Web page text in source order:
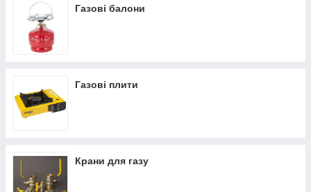
Для безпечної роботи системи використовуються газові крани
та шланги для газу, які забезпечують герметичність та
надійне підключення обладнання.
Газові балони
Газові плити
Крани для газу